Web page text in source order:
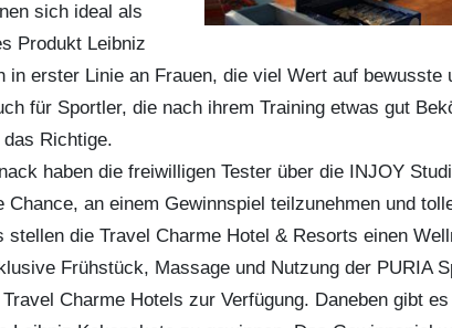
sich ideal als
Produkt Leibniz
in erster Linie an Frauen, die viel Wert auf bewusste
für Sportler, die nach ihrem Training etwas gut
das Richtige.
haben die freiwilligen Tester über die INJOY
Chance, an einem Gewinnspiel teilzunehmen und
stellen die Travel Charme Hotel & Resorts einen
Frühstück, Massage und Nutzung der PURIA
Charme Hotels zur Verfügung. Daneben gibt